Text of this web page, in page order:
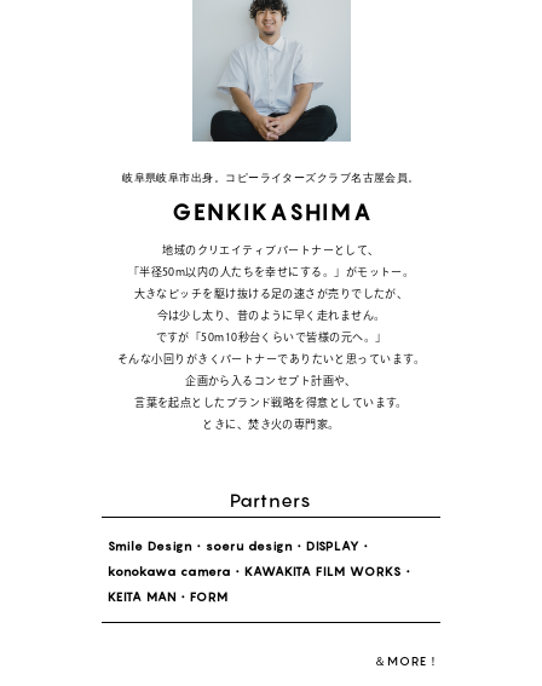
岐阜県岐阜市出身。コピーライターズクラブ名古屋会員。
GENKIKASHIMA
地域のクリエイティブパートナーとして、
「半径50m以内の人たちを幸せにする。」がモットー。
大きなピッチを駆け抜ける足の速さが売りでしたが、
今は少し太り、昔のように早く走れません。
ですが「50m10秒台くらいで皆様の元へ。」
そんな小回りがきくパートナーでありたいと思っています。
企画から入るコンセプト計画や、
言葉を起点としたブランド戦略を得意としています。
ときに、焚き火の専門家。
Partners
Smile Design・ soeru design・ DISPLAY・
konokawa camera・ KAWAKITA FILM WORKS・
KEITA MAN・FORM
＆MORE！